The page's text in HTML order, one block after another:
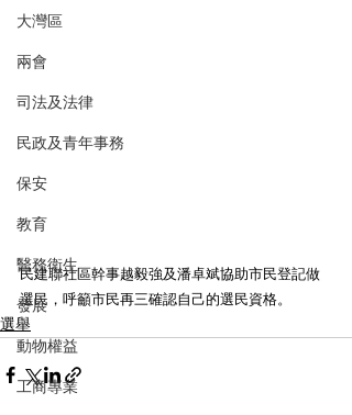
大灣區
兩會
司法及法律
民政及青年事務
保安
教育
醫務衛生
發展
動物權益
工商專業
民建聯社區幹事越毅強及潘卓斌協助市民登記做
選民，呼籲市民再三確認自己的選民資格。
選舉